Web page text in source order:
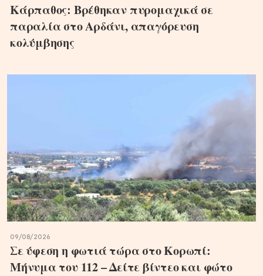
Κάρπαθος: Βρέθηκαν πυρομαχικά σε
παραλία στο Αρδάνι, απαγόρευση
κολύμβησης
09/08/2026
Σε ύφεση η φωτιά τώρα στο Κορωπί:
Μήνυμα του 112 – Δείτε βίντεο και φώτο